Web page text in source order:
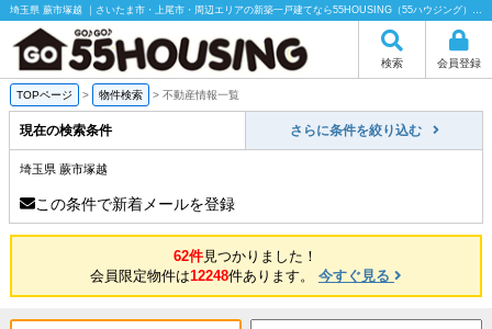
埼玉県 蕨市塚越 ｜さいたま市・上尾市・周辺エリアの新築一戸建てなら55HOUSING（55ハウジング）にお任せください！
検索 会員登録
TOPページ > 物件検索 > 不動産情報一覧
現在の検索条件 さらに条件を絞り込む
埼玉県 蕨市塚越
この条件で新着メールを登録
62件見つかりました！
会員限定物件は12248件あります。 今すぐ見る